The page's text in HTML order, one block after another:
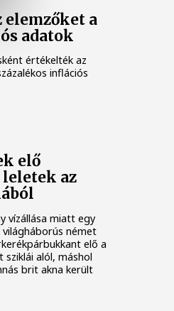
a
adatok
értékelték az
inflációs
elő
az
vízállása miatt egy
német
elő a
alól, máshol
brit akna került